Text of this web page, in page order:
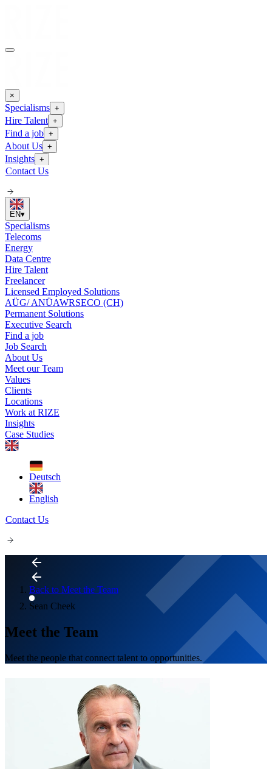
×
Specialisms +
Hire Talent +
Find a job +
About Us +
Insights +
Contact Us
EN▾
Specialisms
Telecoms
Energy
Data Centre
Hire Talent
Freelancer
Licensed Employed Solutions
AÜG/ ANÜAWRSECO (CH)
Permanent Solutions
Executive Search
Find a job
Job Search
About Us
Meet our Team
Values
Clients
Locations
Work at RIZE
Insights
Case Studies
Deutsch
English
Contact Us
Back to Meet the Team
Sean Cheek
Meet the Team
Meet the people that connect talent to opportunities.